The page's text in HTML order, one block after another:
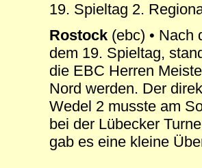
19. Spieltag 2.
Rostock (ebc) • Nach
dem 19. Spieltag,
die EBC Herren
Nord werden. Der
Wedel 2 musste am
bei der Lübecker
gab es eine kleine